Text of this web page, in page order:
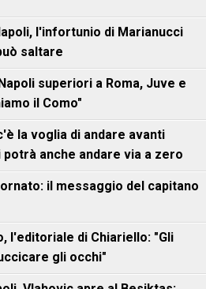
l'infortunio di Marianucci
saltare
superiori a Roma, Juve e
il Como"
la voglia di andare avanti
anche andare via a zero
il messaggio del capitano
l'editoriale di Chiariello: "Gli
gli occhi"